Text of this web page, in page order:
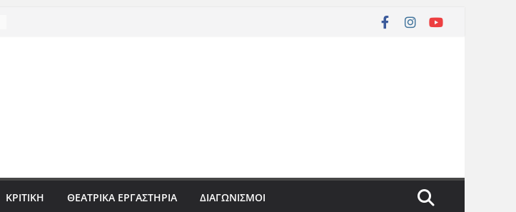
ΚΡΙΤΙΚΗ ΘΕΑΤΡΙΚΑ ΕΡΓΑΣΤΗΡΙΑ ΔΙΑΓΩΝΙΣΜΟΙ